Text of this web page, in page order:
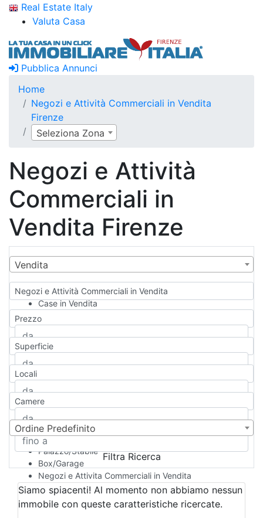
Real Estate Italy
Valuta Casa
Pubblica Annunci
Home
Negozi e Attività Commerciali in Vendita
Firenze
Seleziona Zona
Negozi e Attività
Commerciali in
Vendita Firenze
Vendita
Negozi e Attività Commerciali in Vendita
Case in Vendita
Qualsiasi
Appartamento
Casa indipendente
Casa Semi-indipendente
Attico/Mansarda
Rustico/Casale
Camera d'Albergo
Multiproprietà
Palazzo/Stabile
Box/Garage
Negozi e Attivita Commerciali in Vendita
Qualsiasi
Attività/Licenza Commerciale
Azienda Agricola
Prezzo
Superficie
Locali
Camere
Ordine Predefinito
Filtra Ricerca
Siamo spiacenti! Al momento non abbiamo nessun
immobile con queste caratteristiche ricercate.